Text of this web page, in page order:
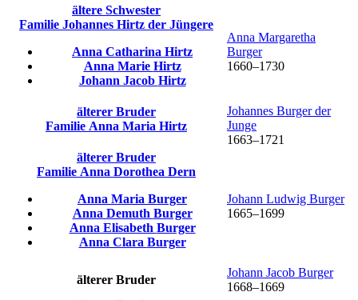
ältere Schwester
Familie Johannes Hirtz der Jüngere
Anna Catharina Hirtz
Anna Marie Hirtz
Johann Jacob Hirtz
Anna Margaretha
Burger
1660–1730
älterer Bruder
Familie Anna Maria Hirtz
Johannes Burgerder
Junge
1663–1721
älterer Bruder
Familie Anna Dorothea Dern
Anna Maria Burger
Anna Demuth Burger
Anna Elisabeth Burger
Anna Clara Burger
Johann Ludwig Burger
1665–1699
älterer Bruder
Johann Jacob Burger
1668–1669